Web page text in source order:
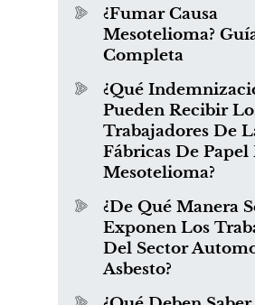
¿Fumar Causa
Mesotelioma?
Completa
¿Qué
Pueden Recibir
Trabajadores De
Fábricas De Papel
Mesotelioma?
¿De Qué Manera
Exponen Los
Del Sector
Asbesto?